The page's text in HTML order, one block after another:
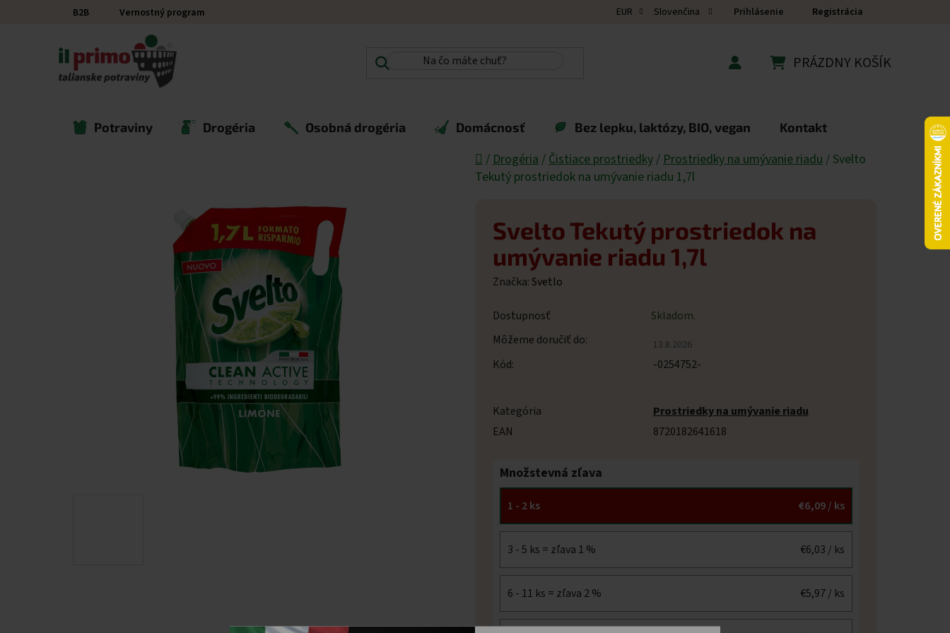
Prejsť na obsahB2B Vernostný program EUR Slovenčina Prihlásenie Registrácia
PRÁZDNY KOŠÍK
Potraviny Drogéria Osobná drogéria Domácnosť Bez lepku, laktózy, BIO, vegan Kontakt
Domov
/ Drogéria / Čistiace prostriedky / Prostriedky na umývanie riadu / Svelto
Tekutý prostriedok na umývanie riadu 1,7l
Svelto Tekutý prostriedok na
umývanie riadu 1,7l
Značka:Svetlo
Dostupnosť
Skladom.
Môžeme doručiť do:
13.8.2026
Kód: -0254752-
Kategória
Prostriedky na umývanie riadu
EAN
8720182641618
Množstevná zľava
1 - 2 ks €6,09/ ks
3 - 5 ks = zľava 1 % €6,03 / ks
6 - 11 ks = zľava 2 % €5,97/ ks